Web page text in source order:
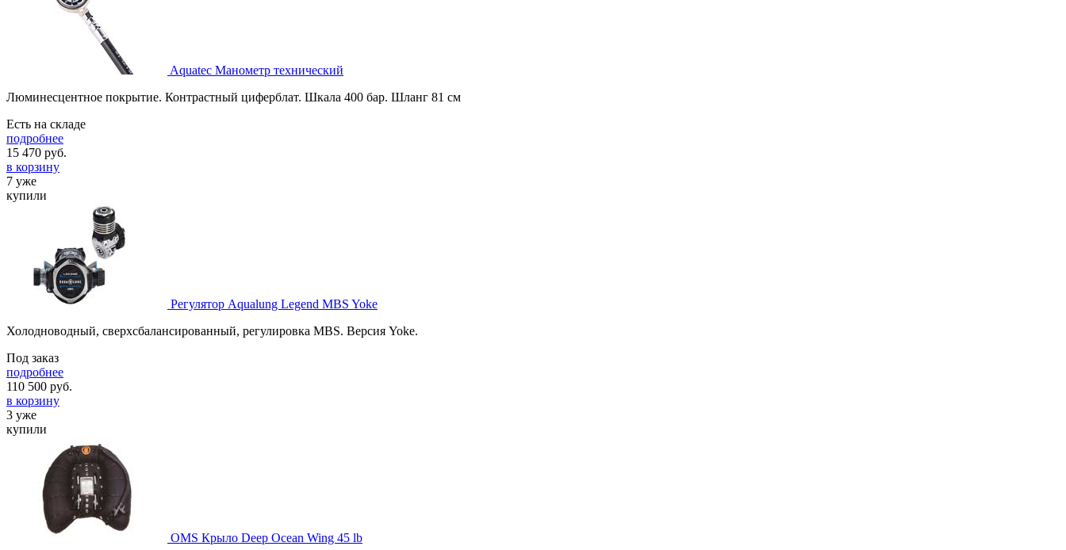
Aquatec Манометр технический
Люминесцентное покрытие. Контрастный циферблат. Шкала 400 бар. Шланг 81 см
Есть на складе
подробнее
15 470 руб.
в корзину
7 уже
купили
Регулятор Aqualung Legend MBS Yoke
Холодноводный, сверхсбалансированный, регулировка MBS. Версия Yoke.
Под заказ
подробнее
110 500 руб.
в корзину
3 уже
купили
OMS Крыло Deep Ocean Wing 45 lb